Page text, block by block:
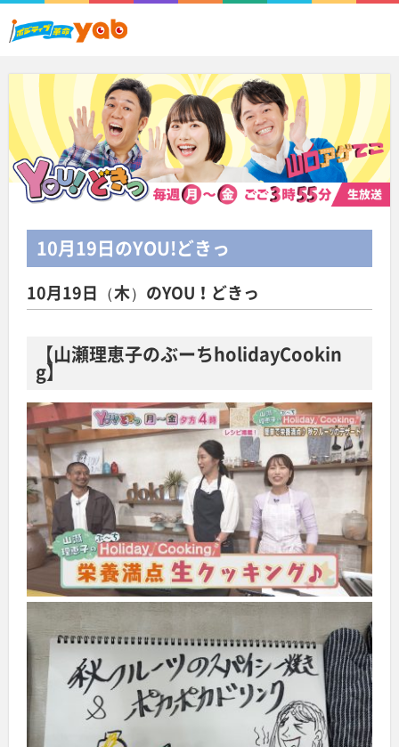
10月19日のYOU!どきっ
10月19日（木）のYOU！どきっ
【山瀬理恵子のぶーちholidayCookin
g】